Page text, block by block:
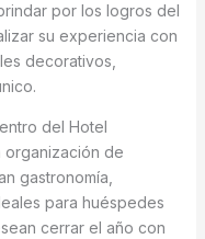
por los logros del
su experiencia con
decorativos,
del Hotel
organización de
gastronomía,
para huéspedes
cerrar el año con